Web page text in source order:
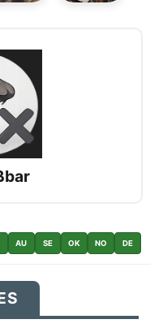
AU SE OK NO DE